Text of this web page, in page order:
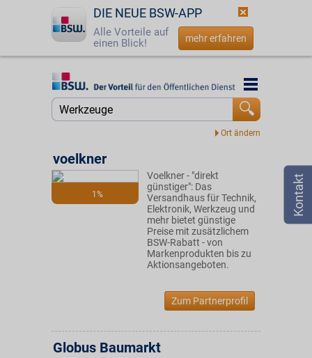
DIE NEUE BSW-APP
Alle Vorteile auf
einen Blick!
mehr erfahren
Startseite
Jetzt BSW-Mitglied werden
Login
☎ 0800 - 279 25 82
Startseite
Suche
1%
voelkner
Voelkner - "direkt
günstiger": Das
Versandhaus für Technik,
Elektronik, Werkzeug und
mehr bietet günstige
Preise mit zusätzlichem
BSW-Rabatt - von
Markenprodukten bis zu
Aktionsangeboten.
Zum Partnerprofil
Globus Baumarkt